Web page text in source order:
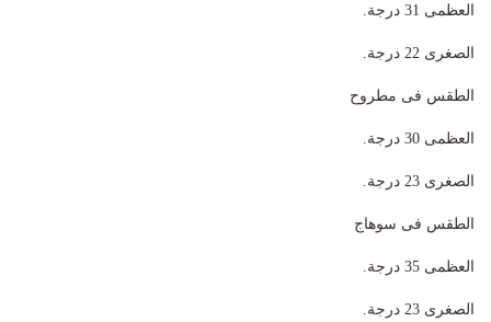
العظمى 31 درجة.
الصغرى 22 درجة.
الطقس فى مطروح
العظمى 30 درجة.
الصغرى 23 درجة.
الطقس فى سوهاج
العظمى 35 درجة.
الصغرى 23 درجة.